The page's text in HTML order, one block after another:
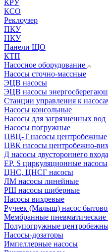
КРУ
КСО
Реклоузер
ПКУ
НКУ
Панели ЩО
КТП
Насосное оборудование
Насосы сточно-массные
ЭЦВ насосы
ЭЦВ насосы
Станции управления к
Насосы консольные
Насосы для загрязненных вод
Насосы погружные
ЦВЦ-Т насосы центробежные
ЦВК насосы центробежно-
Д насосы двустороннего входа
EP, S циркуляционные насосы
ЦНС, ЦНСГ насосы
ЛМ насосы линейные
РШ насосы шиберные
Насосы вихревые
Ручеек (Малыш) насос
Мембранные пневматические
Полупогружные
Насосы-дозаторы
Импеллерные насосы